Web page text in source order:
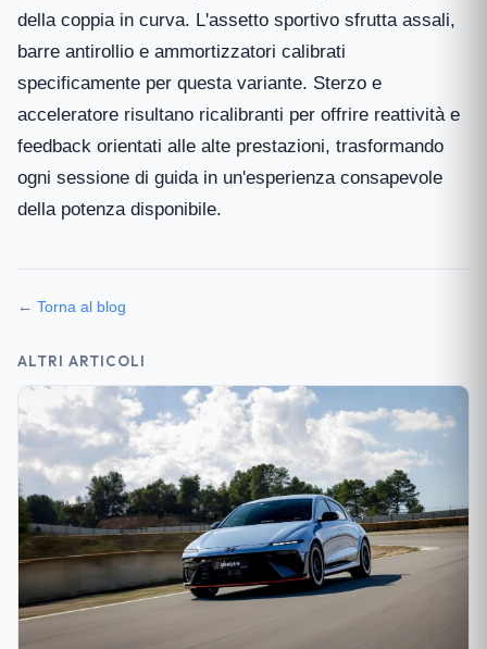
della coppia in curva. L'assetto sportivo sfrutta assali,
barre antirollio e ammortizzatori calibrati
specificamente per questa variante. Sterzo e
acceleratore risultano ricalibranti per offrire reattività e
feedback orientati alle alte prestazioni, trasformando
ogni sessione di guida in un'esperienza consapevole
della potenza disponibile.
← Torna al blog
ALTRI ARTICOLI